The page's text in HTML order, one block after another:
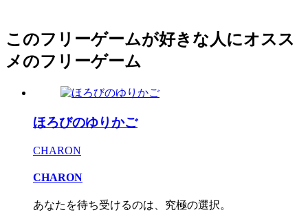
このフリーゲームが好きな人にオスス
メのフリーゲーム
ほろびのゆりかご
CHARON
CHARON
あなたを待ち受けるのは、究極の選択。